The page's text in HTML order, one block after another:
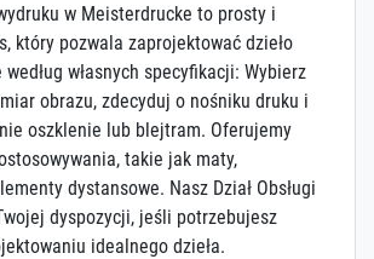
w Meisterdrucke to prosty i
który pozwala zaprojektować dzieło
własnych specyfikacji: Wybierz
obrazu, zdecyduj o nośniku druku i
oszklenie lub blejtram. Oferujemy
takie jak maty,
dystansowe. Nasz Dział Obsługi
dyspozycji, jeśli potrzebujesz
idealnego dzieła.